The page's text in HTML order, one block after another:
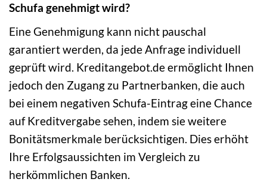
Schufa genehmigt wird?
Eine Genehmigung kann nicht pauschal
garantiert werden, da jede Anfrage individuell
geprüft wird. Kreditangebot.de ermöglicht Ihnen
jedoch den Zugang zu Partnerbanken, die auch
bei einem negativen Schufa-Eintrag eine Chance
auf Kreditvergabe sehen, indem sie weitere
Bonitätsmerkmale berücksichtigen. Dies erhöht
Ihre Erfolgsaussichten im Vergleich zu
herkömmlichen Banken.